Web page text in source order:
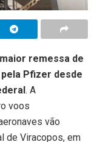
remessa de
Pfizer desde
. A
voos
vão
de Viracopos, em